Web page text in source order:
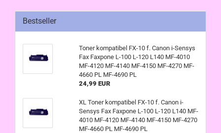
Bestseller
Toner kompatibel FX-10 f. Canon i-Sensys
Fax Faxpone L-100 L-120 L140 MF-4010
MF-4120 MF-4140 MF-4150 MF-4270 MF-
4660 PL MF-4690 PL
24,99 EUR
XL Toner kompatibel FX-10 f. Canon i-
Sensys Fax Faxpone L-100 L-120 L140 MF-
4010 MF-4120 MF-4140 MF-4150 MF-4270
MF-4660 PL MF-4690 PL